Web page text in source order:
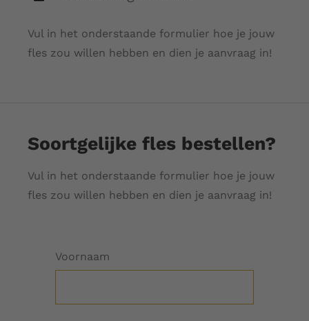
Vul in het onderstaande formulier hoe je jouw
fles zou willen hebben en dien je aanvraag in!
Soortgelijke fles bestellen?
Vul in het onderstaande formulier hoe je jouw
fles zou willen hebben en dien je aanvraag in!
Voornaam